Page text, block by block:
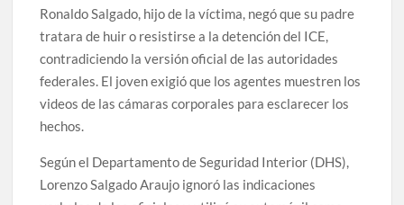
Ronaldo Salgado, hijo de la víctima, negó que su padre
tratara de huir o resistirse a la detención del ICE,
contradiciendo la versión oficial de las autoridades
federales. El joven exigió que los agentes muestren los
videos de las cámaras corporales para esclarecer los
hechos.
Según el Departamento de Seguridad Interior (DHS),
Lorenzo Salgado Araujo ignoró las indicaciones